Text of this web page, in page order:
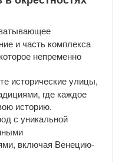
и часть комплекса
непременно
исторические улицы,
где каждое
историю.
с уникальной
включая Венецию-